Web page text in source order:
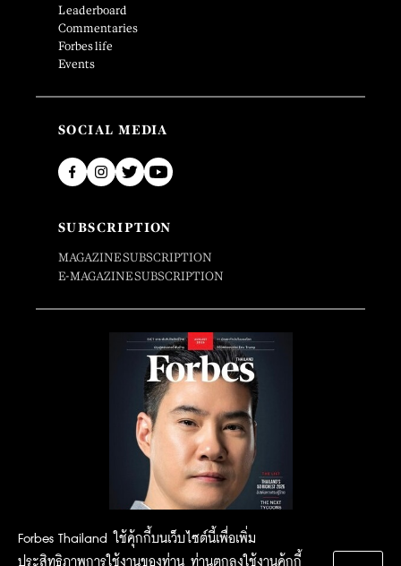
Forbes Thailand ใช้คุ้กกี้บนเว็บไซต์นี้เพื่อเพิ่ม
ประสิทธิภาพการใช้งานของท่าน ท่านตกลงใช้งานคุ้กกี้
Leaderboard
Commentaries
Forbes life
Events
SOCIAL MEDIA
SUBSCRIPTION
MAGAZINE SUBSCRIPTION
E-MAGAZINE SUBSCRIPTION